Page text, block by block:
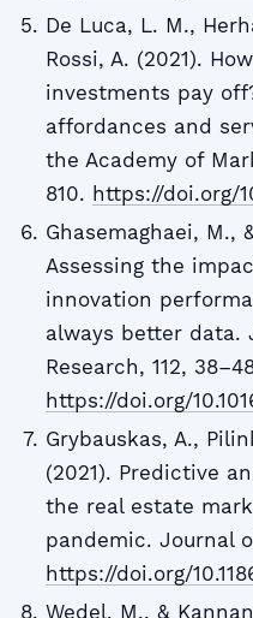
De Luca, L. M.,
Rossi, A. (2021).
investments pay
affordances and
the Academy of
810. https://doi.org/
Ghasemaghaei, M.,
Assessing the
innovation
always better data.
Research, 112,
https://doi.org/
Grybauskas, A.,
(2021). Predictive
the real estate
pandemic. Journal
https://doi.org/
Wedel, M., &